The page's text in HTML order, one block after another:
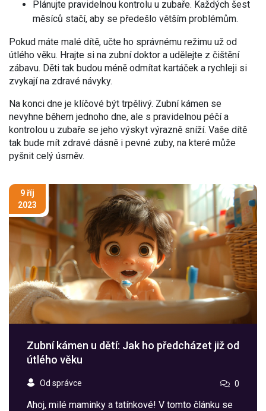
Plánujte pravidelnou kontrolu u zubaře. Každých šest
měsíců stačí, aby se předešlo větším problémům.
Pokud máte malé dítě, učte ho správnému režimu už od
útlého věku. Hrajte si na zubní doktor a udělejte z čištění
zábavu. Děti tak budou méně odmítat kartáček a rychleji si
zvykají na zdravé návyky.
Na konci dne je klíčové být trpělivý. Zubní kámen se
nevyhne během jednoho dne, ale s pravidelnou péčí a
kontrolou u zubaře se jeho výskyt výrazně sníží. Vaše dítě
tak bude mít zdravé dásně i pevné zuby, na které může
pyšnit celý úsměv.
9 říj
2023
Zubní kámen u dětí: Jak ho předcházet již od
útlého věku
Od správce 0
Ahoj, milé maminky a tatínkové! V tomto článku se